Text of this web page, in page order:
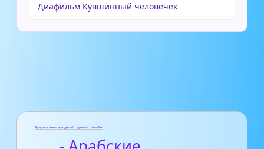
Диафильм Кувшинный человечек
Аудиосказки для детей слушать онлайн